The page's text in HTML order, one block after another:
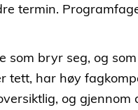
termin.
som bryr seg, og
tett, har høy
og